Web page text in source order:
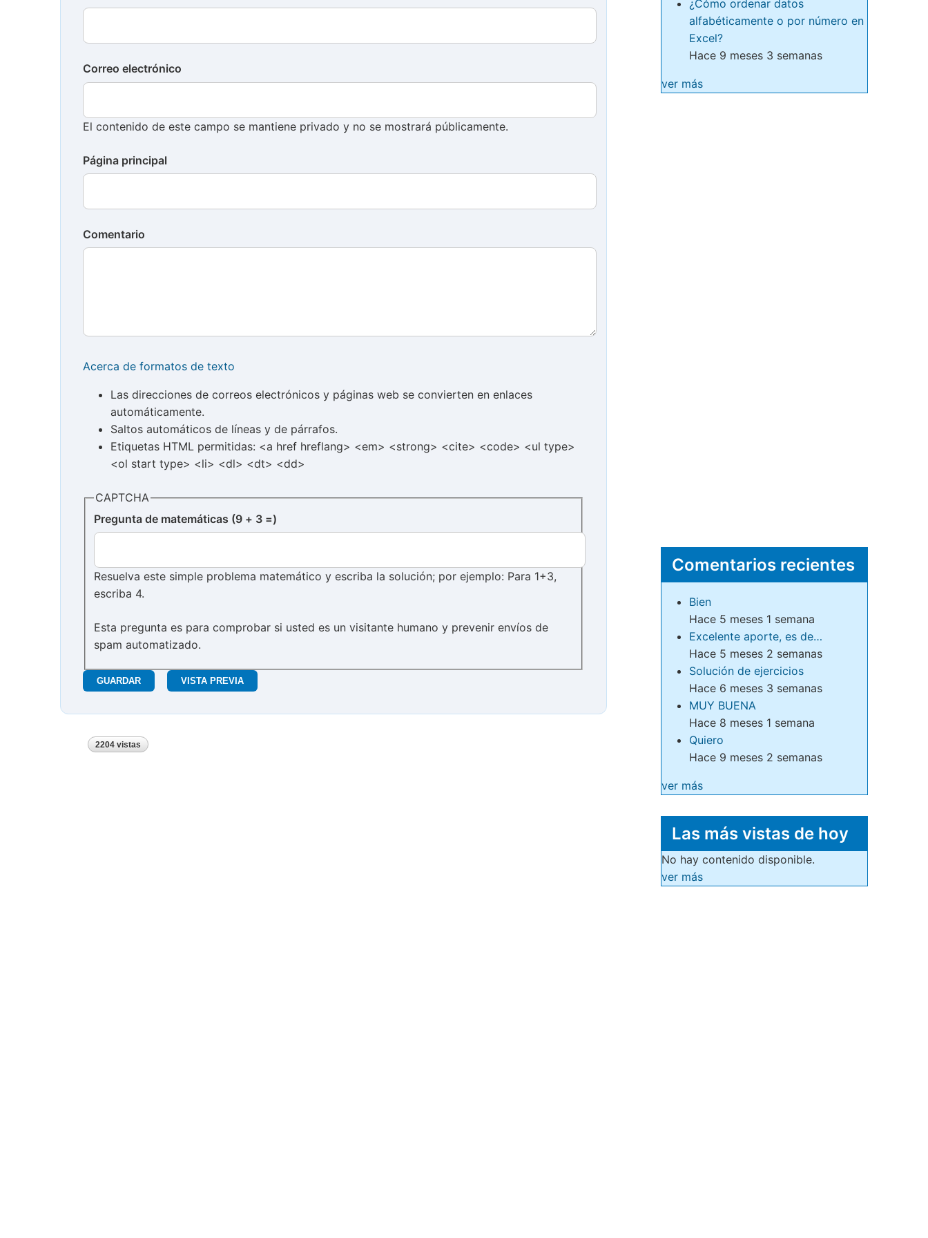
Correo electrónico
El contenido de este campo se mantiene privado y no se mostrará públicamente.
Página principal
Comentario
Acerca de formatos de texto
Las direcciones de correos electrónicos y páginas web se convierten en enlaces
automáticamente.
Saltos automáticos de líneas y de párrafos.
Etiquetas HTML permitidas: <a href hreflang> <em> <strong> <cite> <code> <ul type>
<ol start type> <li> <dl> <dt> <dd>
CAPTCHA
Pregunta de matemáticas (9 + 3 =)
Resuelva este simple problema matemático y escriba la solución; por ejemplo: Para 1+3,
escriba 4.
Esta pregunta es para comprobar si usted es un visitante humano y prevenir envíos de
spam automatizado.
2204 vistas
¿Cómo ordenar datos
alfabéticamente o por número en
Excel?
Hace 9 meses 3 semanas
ver más
Comentarios recientes
Bien
Hace 5 meses 1 semana
Excelente aporte, es de…
Hace 5 meses 2 semanas
Solución de ejercicios
Hace 6 meses 3 semanas
MUY BUENA
Hace 8 meses 1 semana
Quiero
Hace 9 meses 2 semanas
ver más
Las más vistas de hoy
No hay contenido disponible.
ver más